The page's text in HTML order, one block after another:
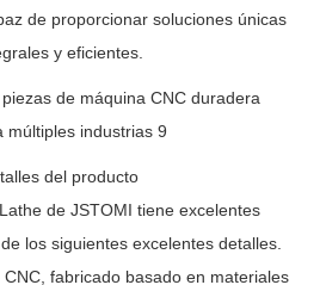
de proporcionar soluciones únicas
y eficientes.
del producto
de JSTOMI tiene excelentes
los siguientes excelentes detalles.
fabricado basado en materiales